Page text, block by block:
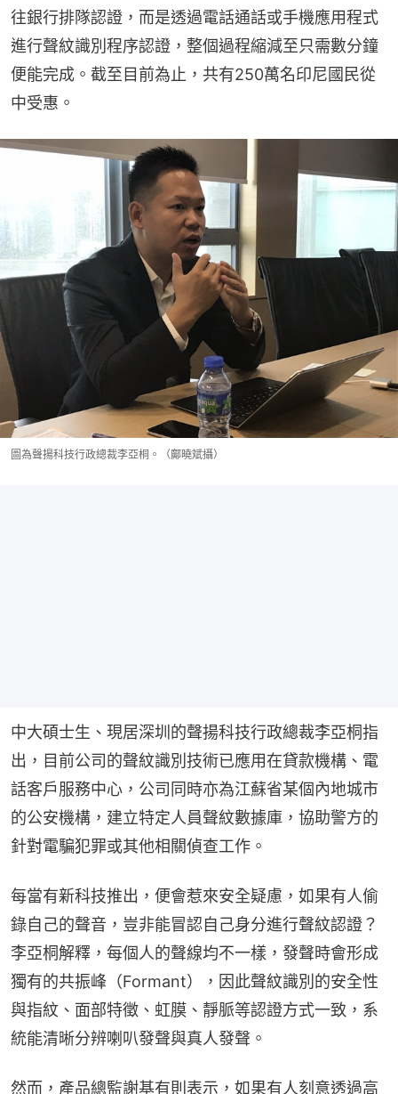
往銀行排隊認證，而是透過電話通話或手機應用程式
進行聲紋識別程序認證，整個過程縮減至只需數分鐘
便能完成。截至目前為止，共有250萬名印尼國民從
中受惠。
圖為聲揚科技行政總裁李亞桐。（鄺曉斌攝）
中大碩士生、現居深圳的聲揚科技行政總裁李亞桐指
出，目前公司的聲紋識別技術已應用在貸款機構、電
話客戶服務中心，公司同時亦為江蘇省某個內地城市
的公安機構，建立特定人員聲紋數據庫，協助警方的
針對電騙犯罪或其他相關偵查工作。
每當有新科技推出，便會惹來安全疑慮，如果有人偷
錄自己的聲音，豈非能冒認自己身分進行聲紋認證？
李亞桐解釋，每個人的聲線均不一樣，發聲時會形成
獨有的共振峰（Formant），因此聲紋識別的安全性
與指紋、面部特徵、虹膜、靜脈等認證方式一致，系
統能清晰分辨喇叭發聲與真人發聲。
然而，產品總監謝基有則表示，如果有人刻意透過高